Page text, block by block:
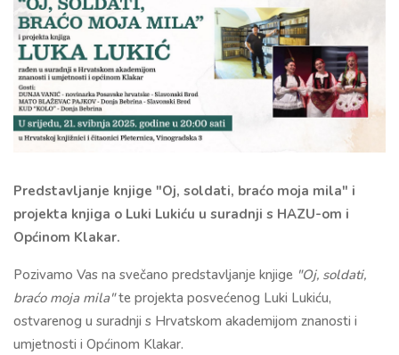
Predstavljanje knjige "Oj, soldati, braćo moja mila" i
projekta knjiga o Luki Lukiću u suradnji s HAZU-om i
Općinom Klakar.
Pozivamo Vas na svečano predstavljanje knjige "Oj, soldati,
braćo moja mila"te projekta posvećenog Luki Lukiću,
ostvarenog u suradnji s Hrvatskom akademijom znanosti i
umjetnosti i Općinom Klakar.